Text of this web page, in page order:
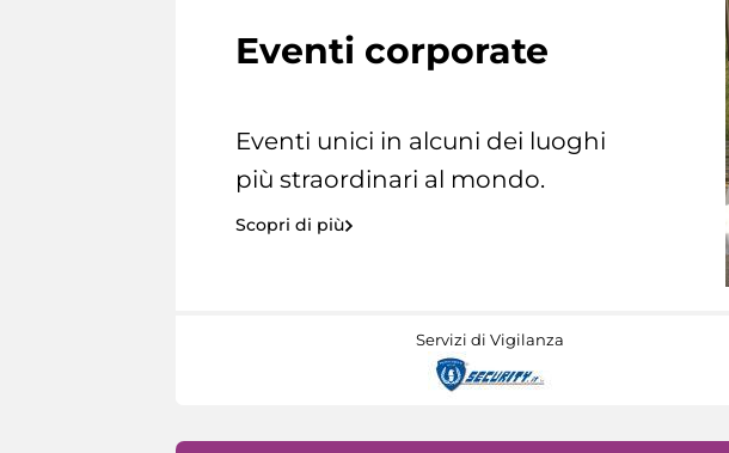
Eventi corporate
Eventi unici in alcuni dei luoghi
più straordinari al mondo.
Scopri di più
Servizi di Vigilanza